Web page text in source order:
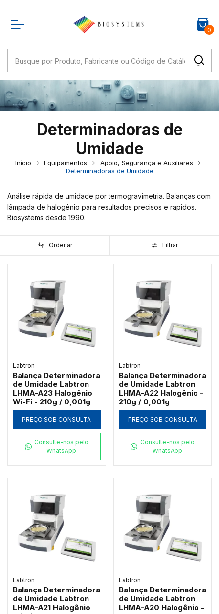
0
Determinadoras de
Umidade
Início Equipamentos
Apoio, Segurança e Auxiliares
Determinadoras de Umidade
Análise rápida de umidade por termogravimetria. Balanças com
lâmpada de halogênio para resultados precisos e rápidos.
Biosystems desde 1990.
Ordenar Filtrar
Labtron
Balança Determinadora
de Umidade Labtron
LHMA-A23 Halogênio
Wi-Fi - 210g / 0,001g
PREÇO SOB CONSULTA
Consulte-nos pelo
WhatsApp
Labtron
Balança Determinadora
de Umidade Labtron
LHMA-A22 Halogênio -
210g / 0,001g
PREÇO SOB CONSULTA
Consulte-nos pelo
WhatsApp
Labtron
Balança Determinadora
de Umidade Labtron
LHMA-A21 Halogênio
Labtron
Balança Determinadora
de Umidade Labtron
LHMA-A20 Halogênio -